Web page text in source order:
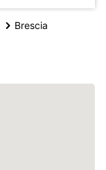
Brescia